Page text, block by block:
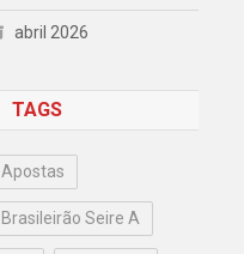
abril 2026
TAGS
Apostas
Brasileirão Seire A